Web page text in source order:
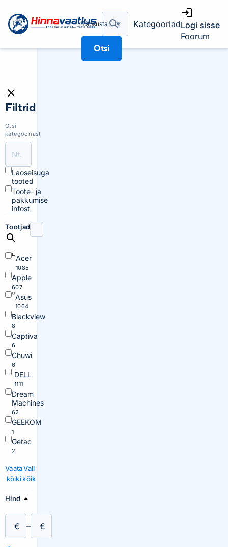
Täpsusta
Otsi
KategooriadLogi sisse
Foorum
Filtrid
Otsi
kategooriast
Laoseisuga
tooted
Toote- ja
pakkumise
infost
Tootjad
Acer
1085
Apple
607
Asus
1064
Blackview
8
Captiva
6
Chuwi
6
DELL
1111
Dream
Machines
62
GEEKOM
1
Getac
2
Vaata
kõiki
Vali
kõik
Hind
€ – €